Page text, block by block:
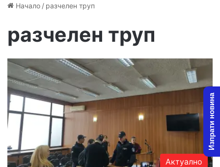
Начало / разчелен труп
разчелен труп
Актуално
Изпрати новина